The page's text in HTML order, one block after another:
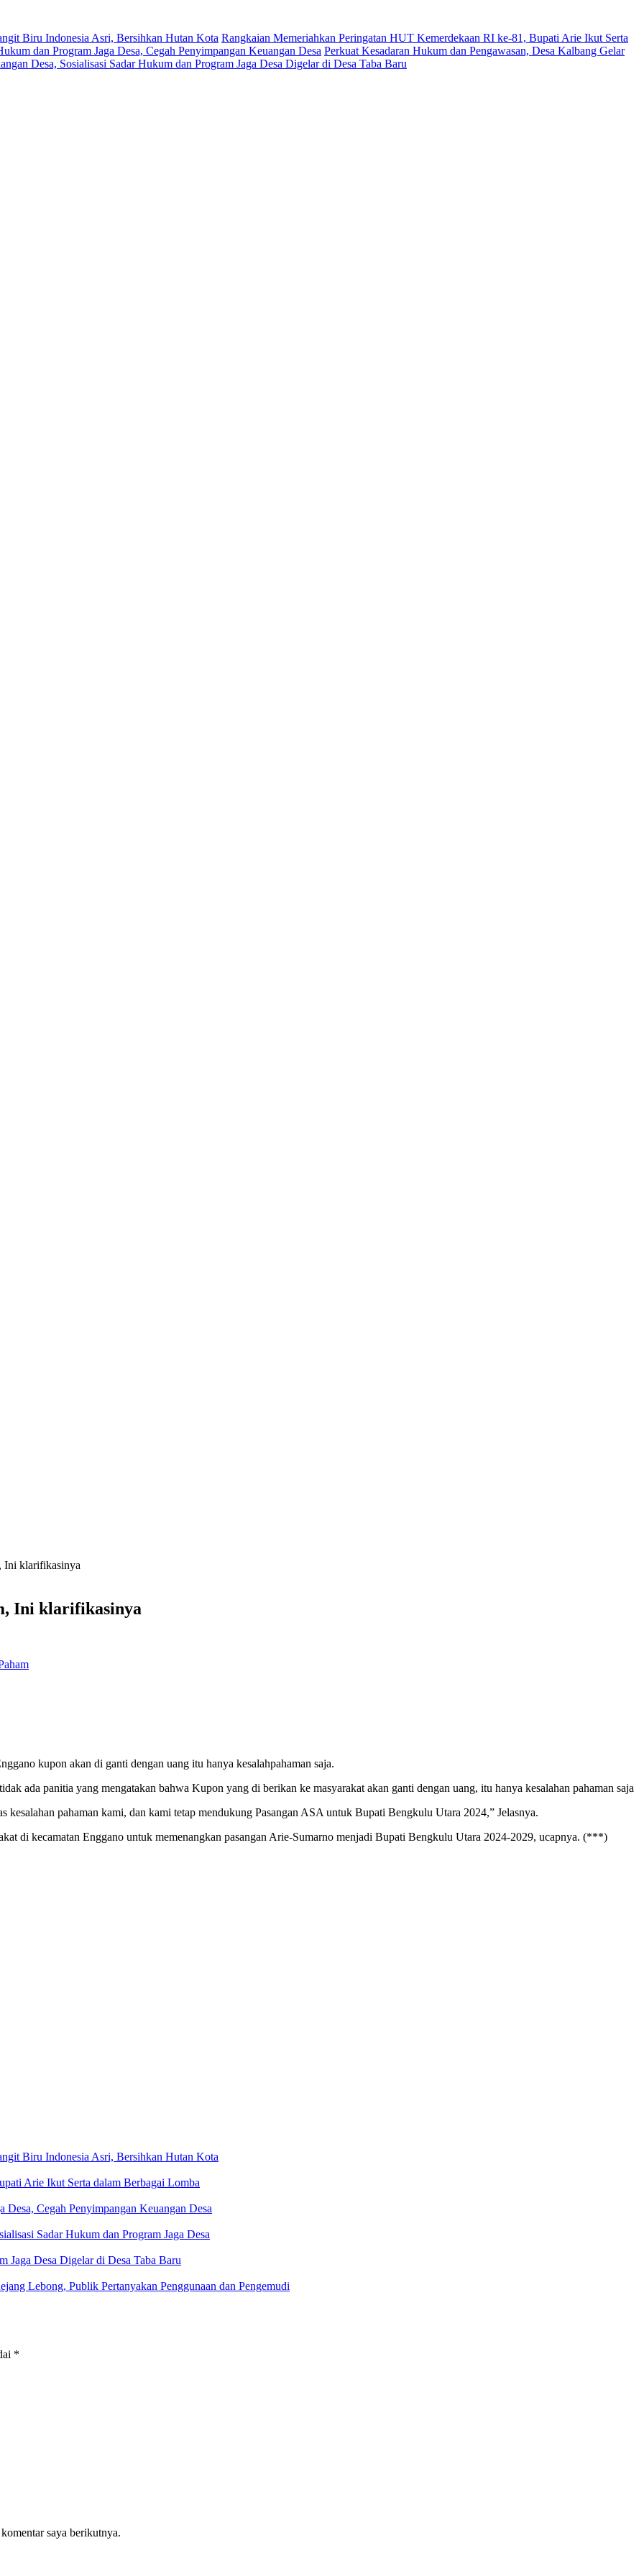
Biru Indonesia Asri, Bersihkan Hutan Kota Rangkaian Memeriahkan Peringatan HUT Kemerdekaan RI ke-81, Bupati Arie Ikut Serta
dan Program Jaga Desa, Cegah Penyimpangan Keuangan Desa Perkuat Kesadaran Hukum dan Pengawasan, Desa Kalbang Gelar
Desa, Sosialisasi Sadar Hukum dan Program Jaga Desa Digelar di Desa Taba Baru
Ini klarifikasinya
Ini klarifikasinya
kupon akan di ganti dengan uang itu hanya kesalahpahaman saja.
ada panitia yang mengatakan bahwa Kupon yang di berikan ke masyarakat akan ganti dengan uang, itu hanya kesalahan pahaman saja
kesalahan pahaman kami, dan kami tetap mendukung Pasangan ASA untuk Bupati Bengkulu Utara 2024,” Jelasnya.
di kecamatan Enggano untuk memenangkan pasangan Arie-Sumarno menjadi Bupati Bengkulu Utara 2024-2029, ucapnya. (***)
Biru Indonesia Asri, Bersihkan Hutan Kota
Arie Ikut Serta dalam Berbagai Lomba
Desa, Cegah Penyimpangan Keuangan Desa
Sadar Hukum dan Program Jaga Desa
Jaga Desa Digelar di Desa Taba Baru
Lebong, Publik Pertanyakan Penggunaan dan Pengemudi
*
saya berikutnya.